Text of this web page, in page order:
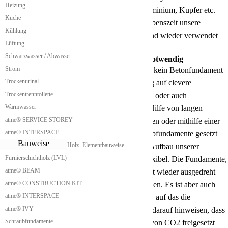
Heizung
Küche
Kühlung
Lüftung
Schwarzwasser / Abwasser
Strom
Trockenurinal
Trockentrenntoilette
Warmwasser
atme® SERVICE STOREY
atme® INTERSPACE
Bauweise
Holz- Elementbauweise
Furnierschichtholz (LVL)
atme® BEAM
atme® CONSTRUCTION KIT
atme® INTERSPACE
atme® IVY
Schraubfundamente
nachweisen. Zum Beispiel wie Bleche wie Aluminium, Kupfer etc.
dadurch kann erreicht werden dass nach der Lebenszeit unsere
Biwakschachteln nahezu vollständig recycelt und wieder verwendet
werden können.
Kein Betonfundament für Biwakschachtel notwendig
Für die Installation unserer Biwakschachteln ist kein Betonfundament
notwendig. Wir setzen bei der Fundamentierung auf clevere
Erdschraubenverankerung. Diese Erdschrauben oder auch
Schraubfundamente können per Hand mit der Hilfe von langen
Eindrehstangen in den Boden per gedreht werden oder mithilfe einer
kleinen ein Drehmaschine auch größere Schraubfundamente gesetzt
werden. Durch diese Technik ist man mit dem Aufbau unserer
Biwakschachteln sehr schnell und auch sehr flexibel. Die Fundamente,
welche ein gedreht werden, können später leicht wieder ausgedreht
werden und an anderen Stellen verwendet werden. Es ist aber auch
möglich sich ein Streifenfundament zu erstellen, auf das die
Biwakschachtel gestellt wird. Wir möchten nur darauf hinweisen, dass
bei Betonfundamenten eine sehr große Menge von CO2 freigesetzt